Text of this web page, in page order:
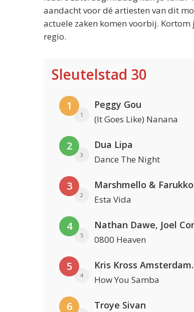
aandacht voor dé artiesten van dit
actuele zaken komen voorbij.
regio.
Sleutelstad 30
1
1
Peggy Gou
(It Goes Like) Nanana
2
3
Dua Lipa
Dance The Night
3
2
Marshmello & Farukko
Esta Vida
4
5 0800 Heaven
5
4 How You Samba
6 Troye Sivan